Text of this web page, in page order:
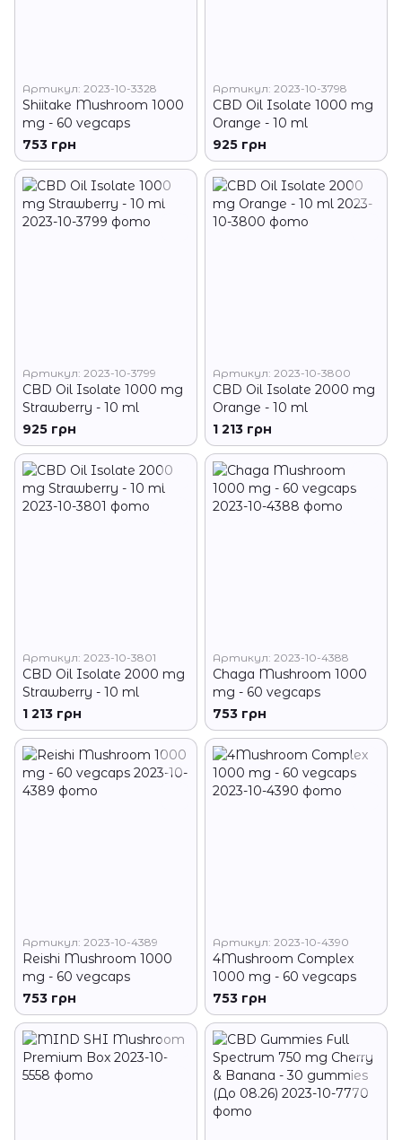
Артикул: 2023-10-3328
Shiitake Mushroom 1000
mg - 60 vegcaps
753 грн
Артикул: 2023-10-3798
CBD Oil Isolate 1000 mg
Orange - 10 ml
925 грн
Артикул: 2023-10-3799
CBD Oil Isolate 1000 mg
Strawberry - 10 ml
925 грн
Артикул: 2023-10-3800
CBD Oil Isolate 2000 mg
Orange - 10 ml
1 213 грн
Артикул: 2023-10-3801
CBD Oil Isolate 2000 mg
Strawberry - 10 ml
1 213 грн
Артикул: 2023-10-4388
Chaga Mushroom 1000
mg - 60 vegcaps
753 грн
Артикул: 2023-10-4389
Reishi Mushroom 1000
mg - 60 vegcaps
753 грн
Артикул: 2023-10-4390
4Mushroom Complex
1000 mg - 60 vegcaps
753 грн